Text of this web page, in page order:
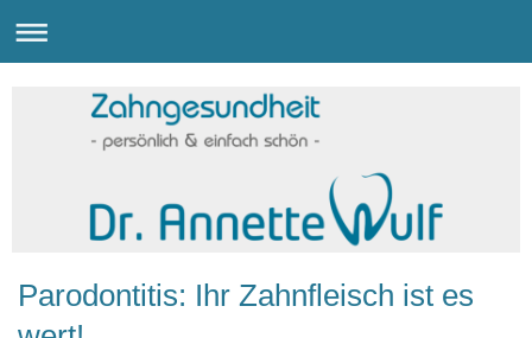
Parodontitis: Ihr Zahnfleisch ist es